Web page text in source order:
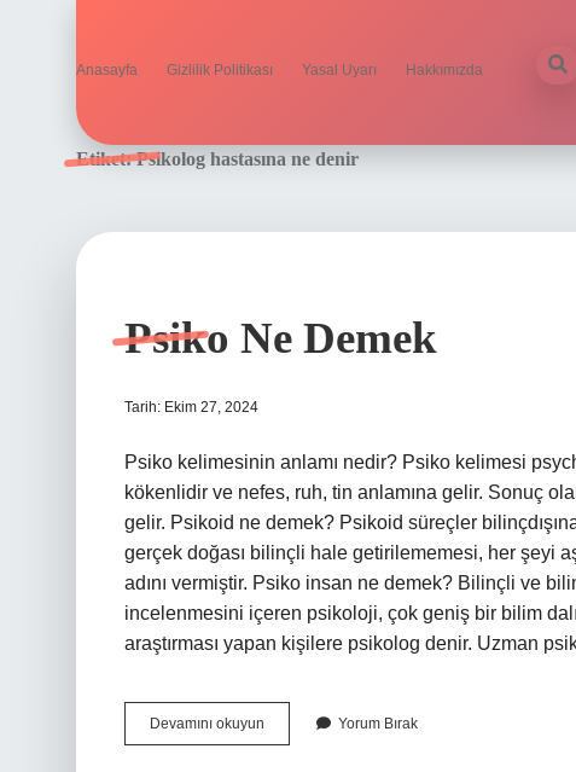
Anasayfa Gizlilik Politikası Yasal Uyarı Hakkımızda
Etiket:Psikolog hastasına ne denir
Psiko Ne Demek
Tarih: Ekim 27, 2024
Psiko kelimesinin anlamı nedir? Psiko kelimesi
kökenlidir ve nefes, ruh, tin anlamına gelir. Sonuç
gelir. Psikoid ne demek? Psikoid süreçler
gerçek doğası bilinçli hale getirilememesi, her şeyi
adını vermiştir. Psiko insan ne demek? Bilinçli ve
incelenmesini içeren psikoloji, çok geniş bir bilim
araştırması yapan kişilere psikolog denir. Uzman
Devamını okuyun
Ne
Yorum Bırak